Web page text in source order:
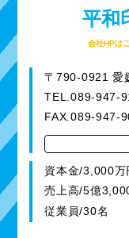
平和
会社HPは
〒790-0921 愛
TEL.089-947-
FAX.089-947-
資本金/3,000万
売上高/5億
従業員/30名